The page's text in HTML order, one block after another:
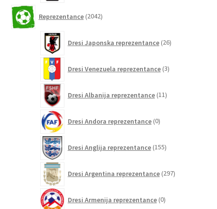
Reprezentance 2042izdelkov
Dresi Japonska reprezentance 26izdelkov
Dresi Venezuela reprezentance 3izdelki
Dresi Albanija reprezentance 11izdelkov
Dresi Andora reprezentance 0izdelkov
Dresi Anglija reprezentance 155izdelkov
Dresi Argentina reprezentance 297izdelkov
Dresi Armenija reprezentance 0izdelkov